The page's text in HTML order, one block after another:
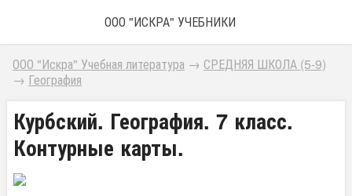
ООО "ИСКРА" УЧЕБНИКИ
ООО "Искра" Учебная литература → СРЕДНЯЯ ШКОЛА (5-9)
→ География
Курбский. География. 7 класс.
Контурные карты.